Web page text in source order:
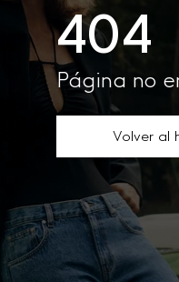
404
Página no
Volver al